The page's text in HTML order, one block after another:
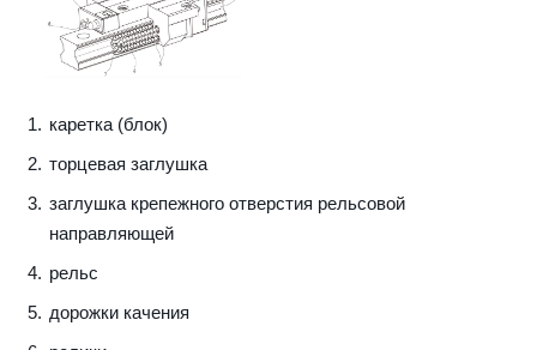
каретка (блок)
торцевая заглушка
заглушка крепежного отверстия рельсовой
направляющей
рельс
дорожки качения